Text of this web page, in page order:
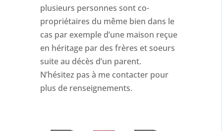
plusieurs personnes sont co-
propriétaires du même bien dans le
cas par exemple d’une maison reçue
en héritage par des frères et soeurs
suite au décès d’un parent.
N’hésitez pas à me contacter pour
plus de renseignements.